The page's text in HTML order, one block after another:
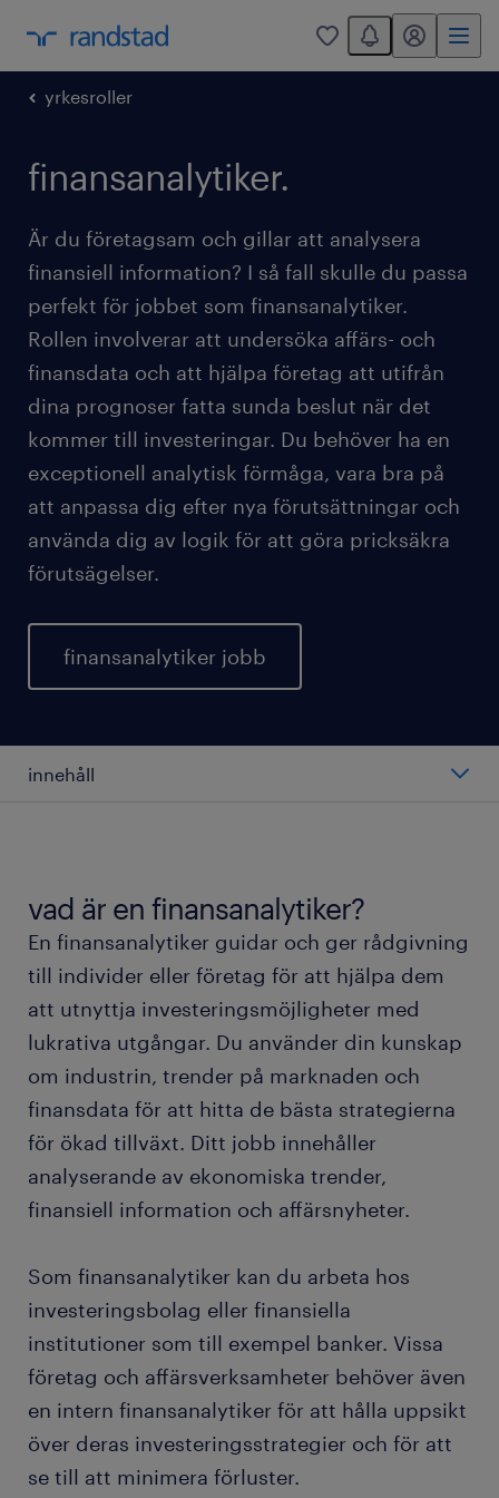
0
You have 0
mitt randstad
yrkesroller
finansanalytiker.
Är du företagsam och gillar att analysera
finansiell information? I så fall skulle du passa
perfekt för jobbet som finansanalytiker.
Rollen involverar att undersöka affärs- och
finansdata och att hjälpa företag att utifrån
dina prognoser fatta sunda beslut när det
kommer till investeringar. Du behöver ha en
exceptionell analytisk förmåga, vara bra på
att anpassa dig efter nya förutsättningar och
använda dig av logik för att göra pricksäkra
förutsägelser.
finansanalytiker jobb
innehåll
olika typer av finansanalytiker.
att arbeta som finansanalytiker.
utbildning och kunskap.
FAQ.
bevaka jobb för finansanalytiker.
vad är en finansanalytiker?
En finansanalytiker guidar och ger rådgivning
till individer eller företag för att hjälpa dem
att utnyttja investeringsmöjligheter med
lukrativa utgångar. Du använder din kunskap
om industrin, trender på marknaden och
finansdata för att hitta de bästa strategierna
för ökad tillväxt. Ditt jobb innehåller
analyserande av ekonomiska trender,
finansiell information och affärsnyheter.
Som finansanalytiker kan du arbeta hos
investeringsbolag eller finansiella
institutioner som till exempel banker. Vissa
företag och affärsverksamheter behöver även
en intern finansanalytiker för att hålla uppsikt
över deras investeringsstrategier och för att
se till att minimera förluster.